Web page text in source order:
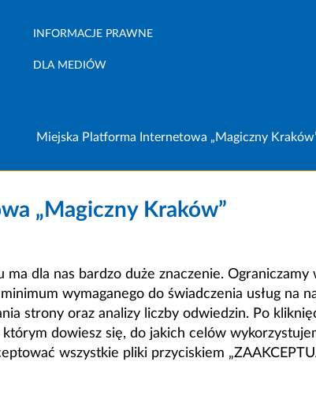
INFORMACJE PRAWNE
DLA MEDIÓW
Miejska Platforma Internetowa „Magiczny
„Magiczny Kraków”
dla nas bardzo duże znaczenie. Ograniczamy
wymaganego do świadczenia usług na
strony oraz analizy liczby odwiedzin. Po
dowiesz się, do jakich celów
wszystkie pliki przyciskiem